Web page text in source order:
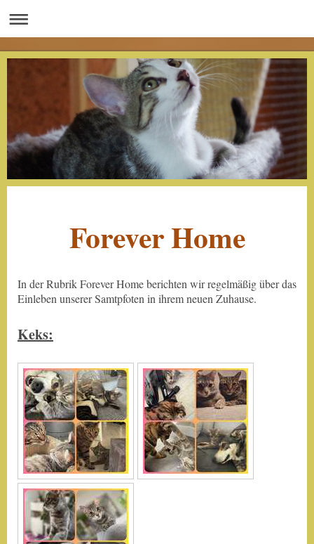
Forever Home
In der Rubrik Forever Home berichten wir regelmäßig über das
Einleben unserer Samtpfoten in ihrem neuen Zuhause.
Keks: